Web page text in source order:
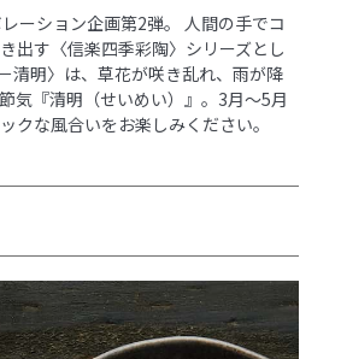
ーション企画第2弾。 人間の手でコ
出す〈信楽四季彩陶〉シリーズとし
清明〉は、草花が咲き乱れ、雨が降
気『清明（せいめい）』。3月～5月
な風合いをお楽しみください。